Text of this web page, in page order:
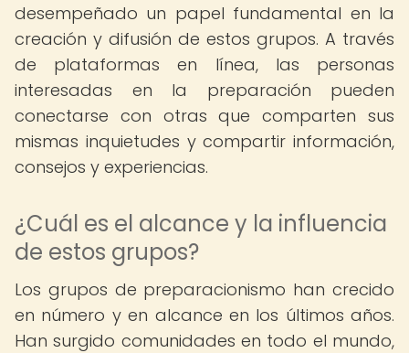
desempeñado un papel fundamental en la
creación y difusión de estos grupos. A través
de plataformas en línea, las personas
interesadas en la preparación pueden
conectarse con otras que comparten sus
mismas inquietudes y compartir información,
consejos y experiencias.
¿Cuál es el alcance y la influencia
de estos grupos?
Los grupos de preparacionismo han crecido
en número y en alcance en los últimos años.
Han surgido comunidades en todo el mundo,